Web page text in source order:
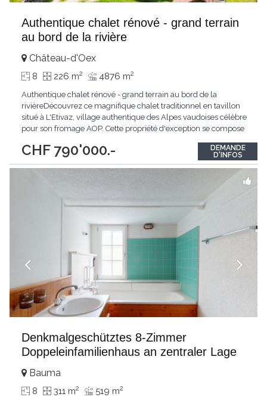
Authentique chalet rénové - grand terrain
au bord de la rivière
CHF 790'000.-
Château-d'Oex
8 226 m2 4876 m2
Authentique chalet rénové - grand terrain au bord de la
rivièreDécouvrez ce magnifique chalet traditionnel en tavillon
situé à L'Etivaz, village authentique des Alpes vaudoises célèbre
pour son fromage AOP. Cette propriété d'exception se compose
entièrement aménagé comprenant bureau, buanderie et
carnotzet.Le chalet bénéficie...
DEMANDE
D'INFOS
Denkmalgeschütztes 8-Zimmer
Doppeleinfamilienhaus an zentraler Lage
Bauma
8 311 m2 519 m2